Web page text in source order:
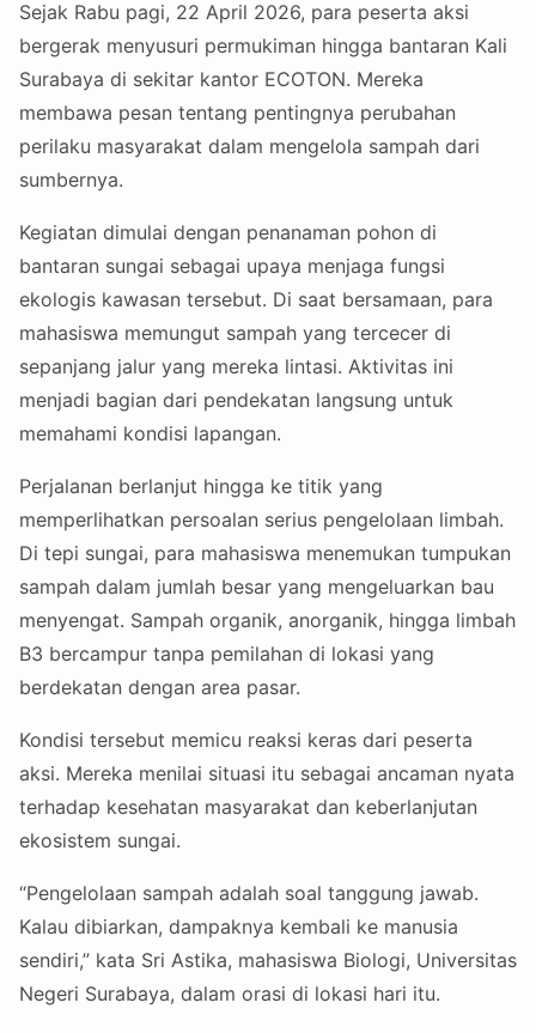
Sejak Rabu pagi, 22 April 2026, para peserta aksi
bergerak menyusuri permukiman hingga bantaran Kali
Surabaya di sekitar kantor ECOTON. Mereka
membawa pesan tentang pentingnya perubahan
perilaku masyarakat dalam mengelola sampah dari
sumbernya.
Kegiatan dimulai dengan penanaman pohon di
bantaran sungai sebagai upaya menjaga fungsi
ekologis kawasan tersebut. Di saat bersamaan, para
mahasiswa memungut sampah yang tercecer di
sepanjang jalur yang mereka lintasi. Aktivitas ini
menjadi bagian dari pendekatan langsung untuk
memahami kondisi lapangan.
Perjalanan berlanjut hingga ke titik yang
memperlihatkan persoalan serius pengelolaan limbah.
Di tepi sungai, para mahasiswa menemukan tumpukan
sampah dalam jumlah besar yang mengeluarkan bau
menyengat. Sampah organik, anorganik, hingga limbah
B3 bercampur tanpa pemilahan di lokasi yang
berdekatan dengan area pasar.
Kondisi tersebut memicu reaksi keras dari peserta
aksi. Mereka menilai situasi itu sebagai ancaman nyata
terhadap kesehatan masyarakat dan keberlanjutan
ekosistem sungai.
“Pengelolaan sampah adalah soal tanggung jawab.
Kalau dibiarkan, dampaknya kembali ke manusia
sendiri,” kata Sri Astika, mahasiswa Biologi, Universitas
Negeri Surabaya, dalam orasi di lokasi hari itu.